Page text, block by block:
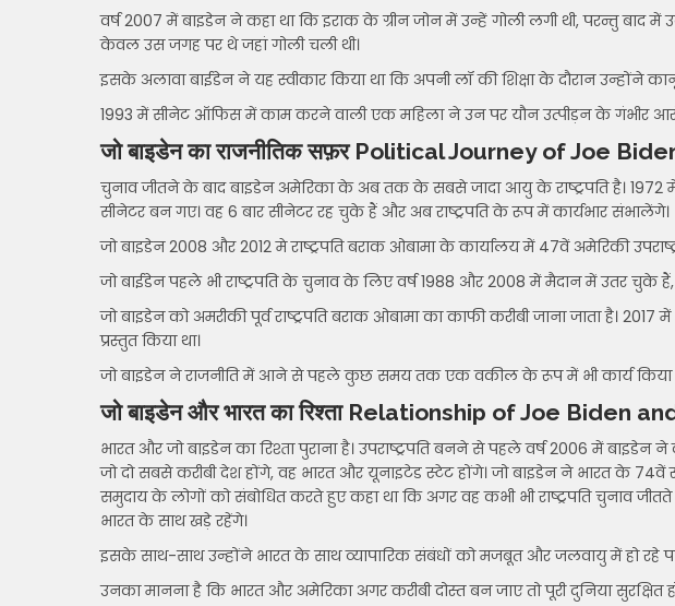
वर्ष 2007 में बाइडेन ने कहा था कि इराक के ग्रीन जोन में उन्हें गोली लगी थी, परन्तु बाद
केवल उस जगह पर थे जहां गोली चली थी।
इसके अलावा बाईडेन ने यह स्वीकार किया था कि अपनी लॉ की शिक्षा के दौरान उन्होंने
1993 में सीनेट ऑफिस में काम करने वाली एक महिला ने उन पर यौन उत्पीड़न के गंभीर
जो बाइडेन का राजनीतिक सफ़र Political Journey of Joe
चुनाव जीतने के बाद बाइडेन अमेरिका के अब तक के सबसे जादा आयु के राष्ट्रपति है।
सीनेटर बन गए। वह 6 बार सीनेटर रह चुके हैं और अब राष्ट्रपति के रूप में कार्यभार संभालेंगे।
जो बाइडेन 2008 और 2012 मे राष्ट्रपति बराक ओबामा के कार्यालय में 47वें अमेरिकी
जो बाईडेन पहले भी राष्ट्रपति के चुनाव के लिए वर्ष 1988 और 2008 में मैदान में उतर चुके
जो बाइडेन को अमरीकी पूर्व राष्ट्रपति बराक ओबामा का काफी करीबी जाना जाता है।
प्रस्तुत किया था।
जो बाइडेन ने राजनीति में आने से पहले कुछ समय तक एक वकील के रूप में भी कार्य किया
जोबाइडेनऔर भारत का रिश्ता Relationship of Joe Biden
भारत और जो बाइडेन का रिश्ता पुराना है। उपराष्ट्रपति बनने से पहले वर्ष 2006 में
जो दो सबसे करीबी देश होंगे, वह भारत और यूनाइटेड स्टेट होंगे। जो बाइडेन ने भारत के 74वें
समुदाय के लोगों को संबोधित करते हुए कहा था कि अगर वह कभी भी राष्ट्रपति चुनाव
भारत के साथ खड़े रहेंगे।
इसके साथ-साथ उन्होंने भारत के साथ व्यापारिक संबंधों को मजबूत और जलवायु में हो रहे
उनका मानना है कि भारत और अमेरिका अगर करीबी दोस्त बन जाए तो पूरी दुनिया सुरक्षित